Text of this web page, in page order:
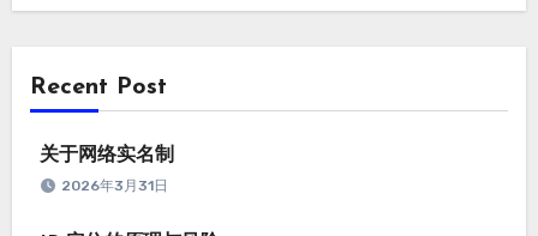
Recent Post
关于网络实名制
2026年3月31日